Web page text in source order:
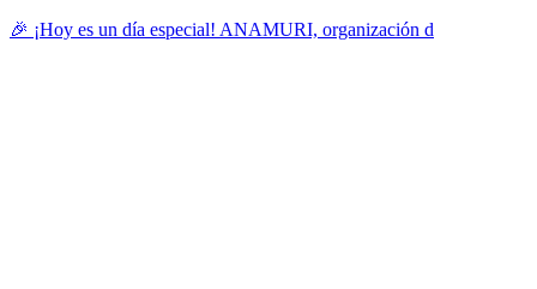
🎉 ¡Hoy es un día especial! ANAMURI, organización d